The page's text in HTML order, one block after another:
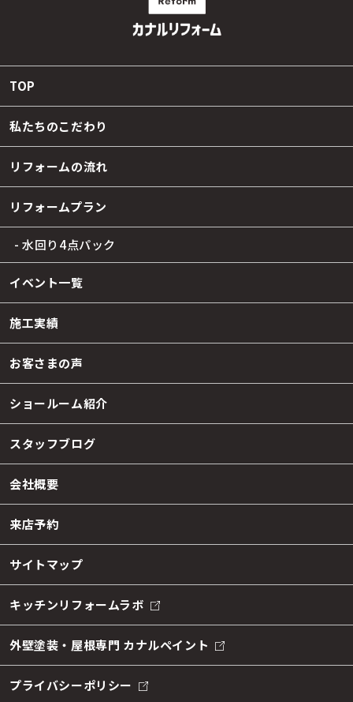
TOP
私たちのこだわり
リフォームの流れ
リフォームプラン
- 水回り4点パック
イベント一覧
施工実績
お客さまの声
ショールーム紹介
スタッフブログ
会社概要
来店予約
サイトマップ
キッチンリフォームラボ
外壁塗装・屋根専門 カナルペイント
プライバシーポリシー